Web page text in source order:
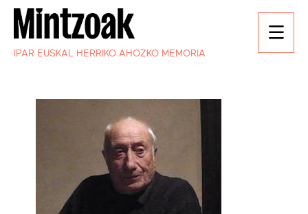
IPAR EUSKAL HERRIKO AHOZKO MEMORIA